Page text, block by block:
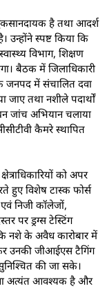
है तथा आदर्श
उन्होंने स्पष्ट किया कि
विभाग, शिक्षण
बैठक में जिलाधिकारी
जनपद में संचालित दवा
जाए तथा नशीले पदार्थों
जांच अभियान चलाया
कैमरे स्थापित
को अपर
हुए विशेष टास्क फोर्स
निजी कॉलेजों,
पर ड्रग्स टेस्टिंग
नशे के अवैध कारोबार में
उनकी जीआईएस टैगिंग
सुनिश्चित की जा सके।
अत्यंत आवश्यक है और